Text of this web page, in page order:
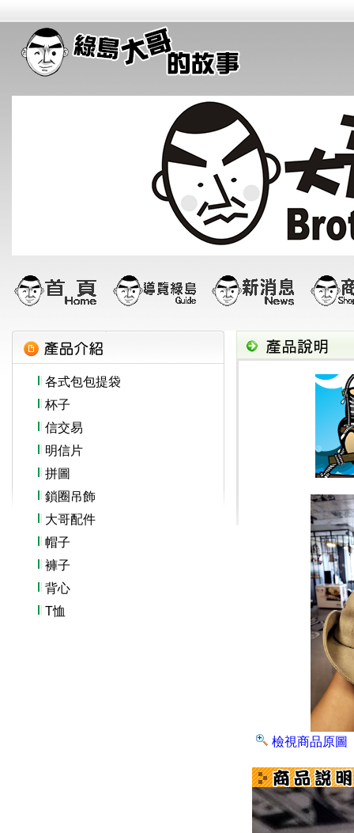
各式包包提袋
杯子
信交易
明信片
拼圖
鎖圈吊飾
大哥配件
帽子
褲子
背心
T恤
檢視商品原圖